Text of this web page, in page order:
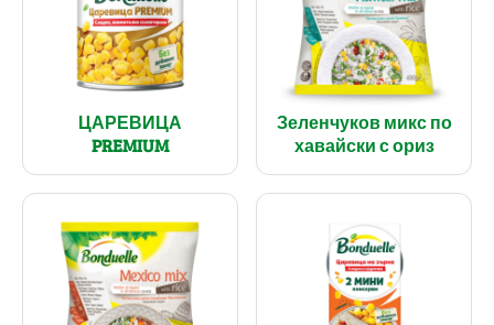
ЦАРЕВИЦА
PREMIUM
Зеленчуков микс по
хавайски с ориз